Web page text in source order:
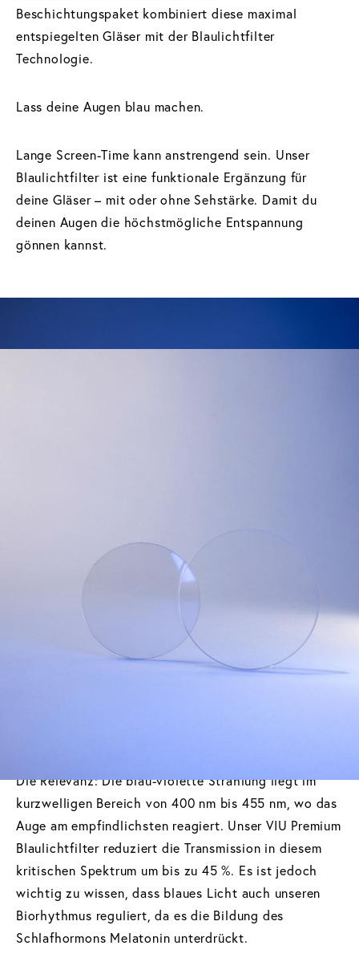
Beschichtungspaket kombiniert diese maximal
entspiegelten Gläser mit der Blaulichtfilter
Technologie.
Lass deine Augen blau machen.
Lange Screen-Time kann anstrengend sein. Unser
Blaulichtfilter ist eine funktionale Ergänzung für
deine Gläser – mit oder ohne Sehstärke. Damit du
deinen Augen die höchstmögliche Entspannung
gönnen kannst.
Wellenlängen zusammen, von denen das Blaulicht
(oder blaues Licht) einen kurzwelligen,
energiereichen Anteil (380 bis 500 nm) darstellt.
Fachlich wird dieser Teil auch als HEV-Licht (High
Energy Visible Light) bezeichnet.
Die Relevanz: Die blau-violette Strahlung liegt im
kurzwelligen Bereich von 400 nm bis 455 nm, wo das
Auge am empfindlichsten reagiert. Unser VIU Premium
Blaulichtfilter reduziert die Transmission in diesem
kritischen Spektrum um bis zu 45 %. Es ist jedoch
wichtig zu wissen, dass blaues Licht auch unseren
Biorhythmus reguliert, da es die Bildung des
Schlafhormons Melatonin unterdrückt.